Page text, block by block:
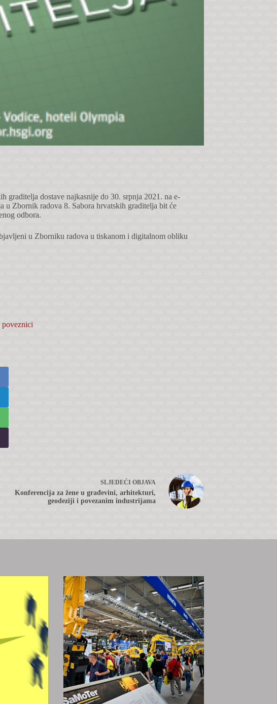
graditelja dostave najkasnije do 30. srpnja 2021. na e-
u Zbornik radova 8. Sabora hrvatskih graditelja bit će
odbora.
u Zborniku radova u tiskanom i digitalnom obliku
poveznici
SLJEDEĆI OBJAVA
Konferencija za žene u građevini, arhitekturi,
geodeziji i povezanim industrijama